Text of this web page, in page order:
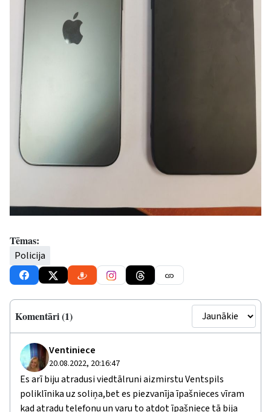
Tēmas:
Policija
Komentāri (1)
Ventiniece
20.08.2022, 20:16:47
Es arī biju atradusi viedtālruni aizmirstu Ventspils
poliklīnika uz soliņa,bet es piezvanīja īpašnieces vīram
kad atradu telefonu un varu to atdot īpašniece tā bija